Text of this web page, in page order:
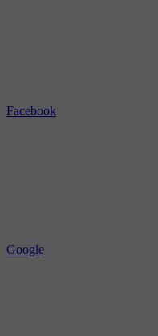
Facebook
Google